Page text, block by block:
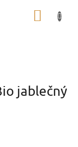
jablečný